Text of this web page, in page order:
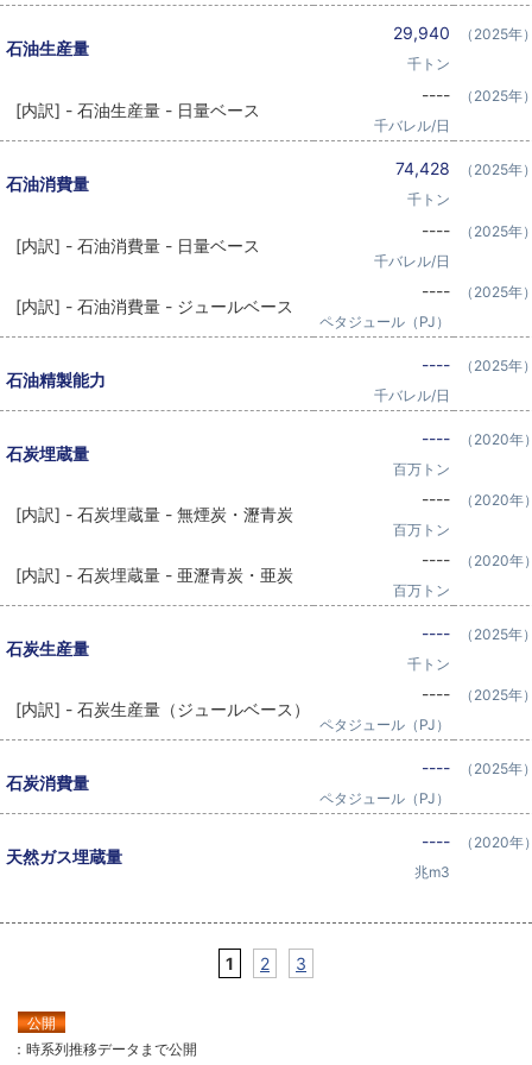
石油生産量
29,940
千トン
（2025年
[内訳] - 石油生産量 - 日量ベース
----
千バレル/日
（2025年
石油消費量
74,428
千トン
（2025年
[内訳] - 石油消費量 - 日量ベース
----
千バレル/日
（2025年
[内訳] - 石油消費量 - ジュールベース
----
ペタジュール（PJ）
（2025年
石油精製能力
----
千バレル/日
（2025年
石炭埋蔵量
----
百万トン
（2020年
[内訳] - 石炭埋蔵量 - 無煙炭・瀝青炭
----
百万トン
（2020年
[内訳] - 石炭埋蔵量 - 亜瀝青炭・亜炭
----
百万トン
（2020年
石炭生産量
----
千トン
（2025年
[内訳] - 石炭生産量（ジュールベース）
----
ペタジュール（PJ）
（2025年
石炭消費量
----
ペタジュール（PJ）
（2025年
天然ガス埋蔵量
----
兆m3
（2020年
1 2 3
公開
：時系列推移データまで公開